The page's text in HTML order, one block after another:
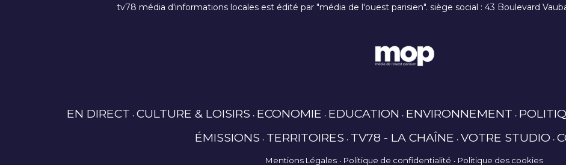
tv78 média d'informations locales est édité par "média de l'ouest parisien". siège social : 43 Boulevard
EN DIRECT CULTURE & LOISIRS ECONOMIE EDUCATION ENVIRONNEMENT
ÉMISSIONS TERRITOIRES TV78 - LA CHAÎNE VOTRE STUDIO
Mentions Légales Politique de confidentialité Politique des cookies